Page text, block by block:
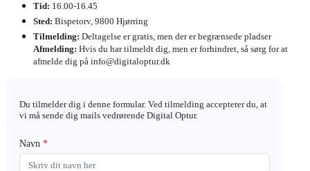
Tid: 16.00-16.45
Sted: Bispetorv, 9800 Hjørring
Tilmelding: Deltagelse er gratis, men der er begrænsede pladser
Afmelding: Hvis du har tilmeldt dig, men er forhindret, så sørg for at
afmelde dig på info@digitaloptur.dk
A2
Du tilmelder dig i denne formular. Ved tilmelding accepterer du, at
vi må sende dig mails vedrørende Digital Optur.
Navn *